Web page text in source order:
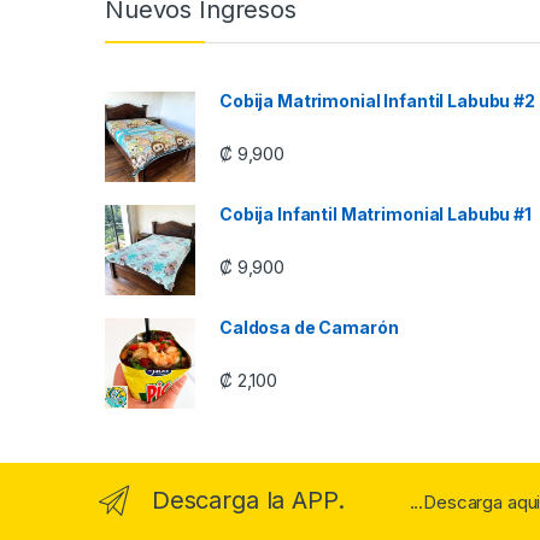
Nuevos Ingresos
Cobija Matrimonial Infantil Labubu #2
₡ 9,900
Cobija Infantil Matrimonial Labubu #1
₡ 9,900
Caldosa de Camarón
₡ 2,100
Descarga la APP. ...Descarga aqui